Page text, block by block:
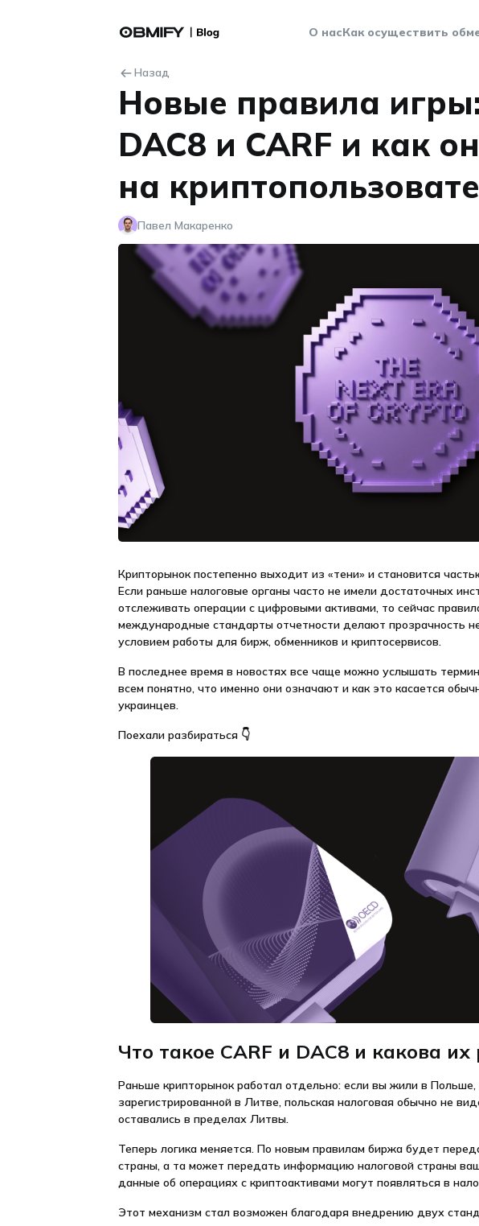
О насКак осуществить
Назад
Новые правила
DAC8 и CARF и как
на
Павел Макаренко
Крипторынок постепенно выходит из «тени» и становится
Если раньше налоговые органы часто не имели достаточных
отслеживать операции с цифровыми активами, то сейчас
международные стандарты отчетности делают прозрачность
условием работы для бирж, обменников и криптосервисов.
В последнее время в новостях все чаще можно услышать
всем понятно, что именно они означают и как это касается
украинцев.
Поехали разбираться 👇
Что такое CARF и DAC8 и какова их
Раньше крипторынок работал отдельно: если вы жили в Польше,
зарегистрированной в Литве, польская налоговая обычно не
оставались в пределах Литвы.
Теперь логика меняется. По новым правилам биржа будет
страны, а та может передать информацию налоговой страны
данные об операциях с криптоактивами могут появляться в
Этот механизм стал возможен благодаря внедрению двух